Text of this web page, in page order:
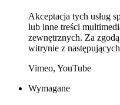
Akceptacja tych usług
lub inne treści
zewnętrznych. Za
witrynie z
Vimeo, YouTube
Wymagane